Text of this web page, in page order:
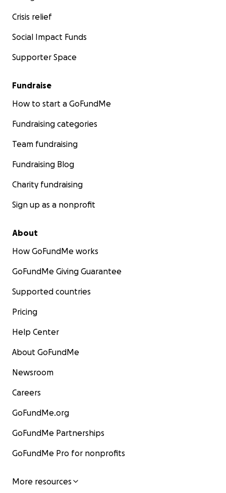
Crisis relief
Social Impact Funds
Supporter Space
Fundraise
How to start a GoFundMe
Fundraising categories
Team fundraising
Fundraising Blog
Charity fundraising
Sign up as a nonprofit
About
How GoFundMe works
GoFundMe Giving Guarantee
Supported countries
Pricing
Help Center
About GoFundMe
Newsroom
Careers
GoFundMe.org
GoFundMe Partnerships
GoFundMe Pro for nonprofits
More resources